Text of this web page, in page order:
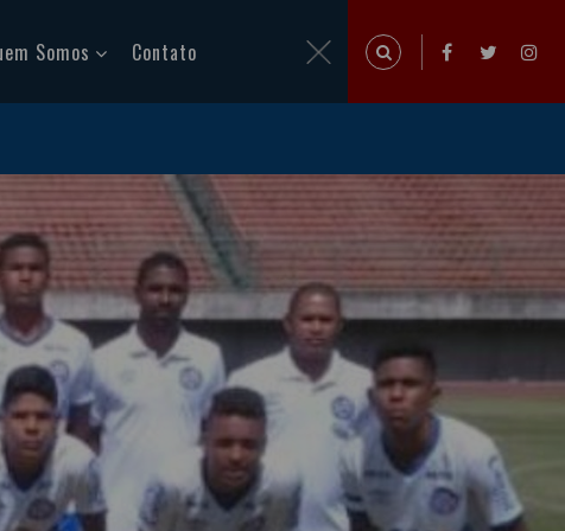
Somos Contato